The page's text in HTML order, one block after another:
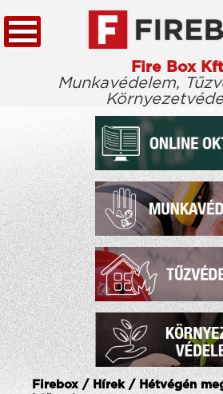
Fire Box
Munkavédelem,
KEZDŐLAP
TÖRVÉNYTÁR
CÉGÜNKRŐL
KIEMELT ÜGYFELEINK
ELÉRHETŐSÉG
Firebox / Hírek / Hétvégén